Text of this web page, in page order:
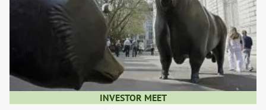
INVESTOR MEET